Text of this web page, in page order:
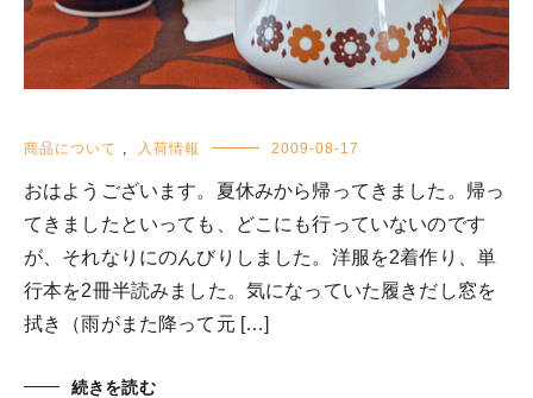
商品について , 入荷情報 2009-08-17
おはようございます。夏休みから帰ってきました。帰っ
てきましたといっても、どこにも行っていないのです
が、それなりにのんびりしました。洋服を2着作り、単
行本を2冊半読みました。気になっていた履きだし窓を
拭き（雨がまた降って元 […]
続きを読む